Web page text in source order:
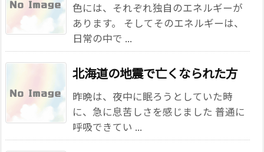
色には、それぞれ独自のエネルギーが
あります。 そしてそのエネルギーは、
日常の中で ...
北海道の地震で亡くなられた方
昨晩は、夜中に眠ろうとしていた時
に、急に息苦しさを感じました 普通に
呼吸できてい ...